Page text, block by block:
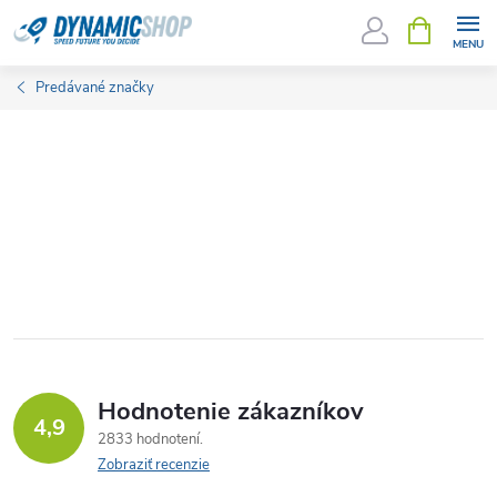
Prejsť
na
KOŠÍK
Predávané značky
4,9 Hodnotenie zákazníkov
2833 hodnotení
Zobraziť recenzie